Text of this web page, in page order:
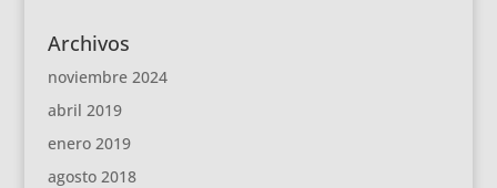
Archivos
noviembre 2024
abril 2019
enero 2019
agosto 2018